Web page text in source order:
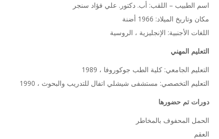
اسم الطبيب – اللقب: أب. دكتور. علي فؤاد سنجر
مكان وتاريخ الميلاد: 1966 أضنة
اللغات الأجنبية: الإنجليزية ، الروسية
التعليم المهني
التعليم الجامعي: كلية الطب جوكوروفا ، 1989
التعليم التخصصي: مستشفى شيشلي اتفال للتدريب والبحوث ، 1990
دورات تم حضورها
الحمل المحفوف بالمخاطر
العقم